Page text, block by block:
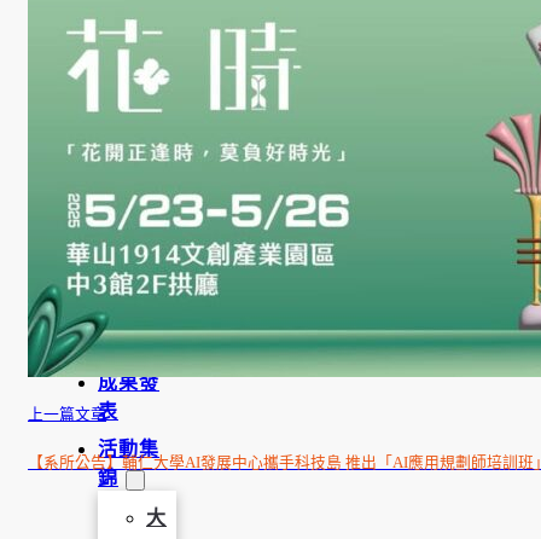
金
學程簡
介
容
課程資
訊
招生資
訊
成果發
表
活動集
錦
大
上一篇文章
【系所公告】輔仁大學AI發展中心攜手科技島 推出「AI應用規劃師培訓